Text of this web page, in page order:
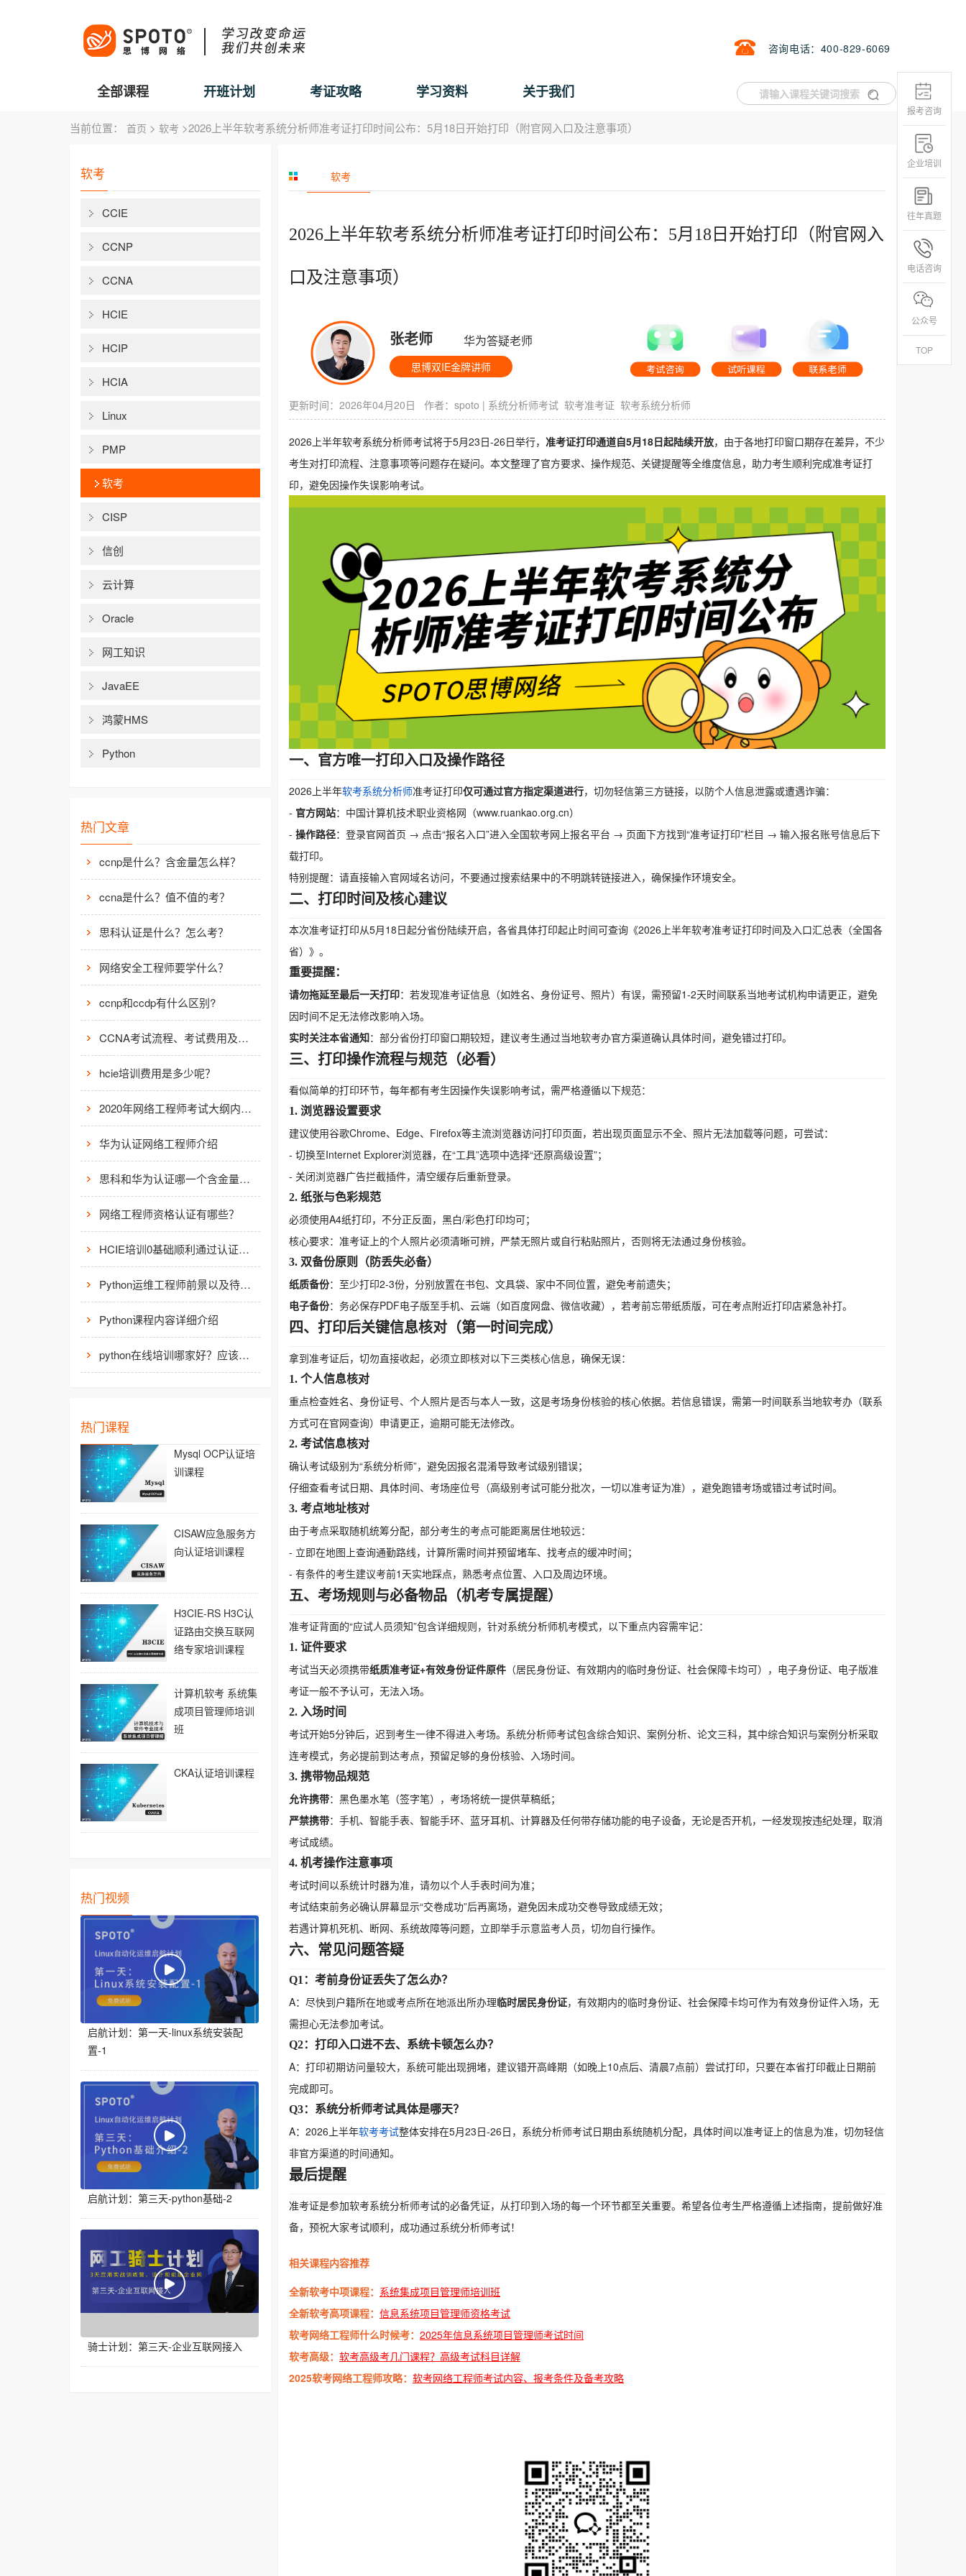
咨询电话：400-829-6069
全部课程 开班计划 考证攻略 学习资料 关于我们
当前位置： 首页 > 软考 >2026上半年软考系统分析师准考证打印时间公布：5月18日开始打印（附官网入口及注意事项）
软考
CCIE
CCNP
CCNA
HCIE
HCIP
HCIA
Linux
PMP
软考
CISP
信创
云计算
Oracle
网工知识
JavaEE
鸿蒙HMS
Python
热门文章
ccnp是什么？含金量怎么样？
ccna是什么？值不值的考？
思科认证是什么？怎么考？
网络安全工程师要学什么？
ccnp和ccdp有什么区别?
CCNA考试流程、考试费用及考场介绍
hcie培训费用是多少呢？
2020年网络工程师考试大纲内容解析
华为认证网络工程师介绍
思科和华为认证哪一个含金量高？有什么不同吗？
网络工程师资格认证有哪些？
HCIE培训0基础顺利通过认证靠什么？
Python运维工程师前景以及待遇价值如何?
Python课程内容详细介绍
python在线培训哪家好？应该如何选择？
热门课程
Mysql OCP认证培
训课程
CISAW应急服务方
向认证培训课程
H3CIE-RS H3C认
证路由交换互联网
络专家培训课程
计算机软考 系统集
成项目管理师培训
班
CKA认证培训课程
热门视频
启航计划：第一天-linux系统安装配
置-1
启航计划：第三天-python基础-2
骑士计划：第三天-企业互联网接入
软考
2026上半年软考系统分析师准考证打印时间公布：5月18日开始打印（附官网入
口及注意事项）
张老师 华为答疑老师
思博双IE金牌讲师
更新时间：2026年04月20日 作者： spoto | 系统分析师考试 软考准考证 软考系统分析师
2026上半年软考系统分析师考试将于5月23日-26日举行， 准考证打印通道自5月18日起陆续开放，由于各地打印窗口期存在差异，不少
考生对打印流程、注意事项等问题存在疑问。本文整理了官方要求、操作规范、关键提醒等全维度信息，助力考生顺利完成准考证打
印，避免因操作失误影响考试。
一、官方唯一打印入口及操作路径
2026上半年软考系统分析师准考证打印仅可通过官方指定渠道进行，切勿轻信第三方链接，以防个人信息泄露或遭遇诈骗：
- 官方网站：中国计算机技术职业资格网（www.ruankao.org.cn）
- 操作路径：登录官网首页 → 点击“报名入口”进入全国软考网上报名平台 → 页面下方找到“准考证打印”栏目 → 输入报名账号信息后下
载打印。
特别提醒：请直接输入官网域名访问，不要通过搜索结果中的不明跳转链接进入，确保操作环境安全。
二、打印时间及核心建议
本次准考证打印从5月18日起分省份陆续开启，各省具体打印起止时间可查询《2026上半年软考准考证打印时间及入口汇总表（全国各
省）》。
重要提醒：
请勿拖延至最后一天打印：若发现准考证信息（如姓名、身份证号、照片）有误，需预留1-2天时间联系当地考试机构申请更正，避免
因时间不足无法修改影响入场。
实时关注本省通知：部分省份打印窗口期较短，建议考生通过当地软考办官方渠道确认具体时间，避免错过打印。
三、打印操作流程与规范（必看）
看似简单的打印环节，每年都有考生因操作失误影响考试，需严格遵循以下规范：
1. 浏览器设置要求
建议使用谷歌Chrome、Edge、Firefox等主流浏览器访问打印页面，若出现页面显示不全、照片无法加载等问题，可尝试：
- 切换至Internet Explorer浏览器，在“工具”选项中选择“还原高级设置”；
- 关闭浏览器广告拦截插件，清空缓存后重新登录。
2. 纸张与色彩规范
必须使用A4纸打印，不分正反面，黑白/彩色打印均可；
核心要求：准考证上的个人照片必须清晰可辨，严禁无照片或自行粘贴照片，否则将无法通过身份核验。
3. 双备份原则（防丢失必备）
纸质备份：至少打印2-3份，分别放置在书包、文具袋、家中不同位置，避免考前遗失；
电子备份：务必保存PDF电子版至手机、云端（如百度网盘、微信收藏），若考前忘带纸质版，可在考点附近打印店紧急补打。
四、打印后关键信息核对（第一时间完成）
拿到准考证后，切勿直接收起，必须立即核对以下三类核心信息，确保无误：
1. 个人信息核对
重点检查姓名、身份证号、个人照片是否与本人一致，这是考场身份核验的核心依据。若信息错误，需第一时间联系当地软考办（联系
方式可在官网查询）申请更正，逾期可能无法修改。
2. 考试信息核对
确认考试级别为“系统分析师”，避免因报名混淆导致考试级别错误；
仔细查看考试日期、具体时间、考场座位号（高级别考试可能分批次，一切以准考证为准），避免跑错考场或错过考试时间。
3. 考点地址核对
由于考点采取随机统筹分配，部分考生的考点可能距离居住地较远：
- 立即在地图上查询通勤路线，计算所需时间并预留堵车、找考点的缓冲时间；
- 有条件的考生建议考前1天实地踩点，熟悉考点位置、入口及周边环境。
五、考场规则与必备物品（机考专属提醒）
准考证背面的“应试人员须知”包含详细规则，针对系统分析师机考模式，以下重点内容需牢记：
1. 证件要求
考试当天必须携带纸质准考证+有效身份证件原件 （居民身份证、有效期内的临时身份证、社会保障卡均可），电子身份证、电子版准
考证一般不予认可，无法入场。
2. 入场时间
考试开始5分钟后，迟到考生一律不得进入考场。系统分析师考试包含综合知识、案例分析、论文三科，其中综合知识与案例分析采取
连考模式，务必提前到达考点，预留足够的身份核验、入场时间。
3. 携带物品规范
允许携带：黑色墨水笔（签字笔），考场将统一提供草稿纸；
严禁携带：手机、智能手表、智能手环、蓝牙耳机、计算器及任何带存储功能的电子设备，无论是否开机，一经发现按违纪处理，取消
考试成绩。
4. 机考操作注意事项
考试时间以系统计时器为准，请勿以个人手表时间为准；
考试结束前务必确认屏幕显示“交卷成功”后再离场，避免因未成功交卷导致成绩无效；
若遇计算机死机、断网、系统故障等问题，立即举手示意监考人员，切勿自行操作。
六、常见问题答疑
Q1：考前身份证丢失了怎么办？
A：尽快到户籍所在地或考点所在地派出所办理临时居民身份证，有效期内的临时身份证、社会保障卡均可作为有效身份证件入场，无
需担心无法参加考试。
Q2：打印入口进不去、系统卡顿怎么办？
A：打印初期访问量较大，系统可能出现拥堵，建议错开高峰期（如晚上10点后、清晨7点前）尝试打印，只要在本省打印截止日期前
完成即可。
Q3：系统分析师考试具体是哪天？
A：2026上半年软考考试整体安排在5月23日-26日，系统分析师考试日期由系统随机分配，具体时间以准考证上的信息为准，切勿轻信
非官方渠道的时间通知。
最后提醒
准考证是参加软考系统分析师考试的必备凭证，从打印到入场的每一个环节都至关重要。希望各位考生严格遵循上述指南，提前做好准
备，预祝大家考试顺利，成功通过系统分析师考试！
相关课程内容推荐
全新软考中项课程： 系统集成项目管理师培训班
全新软考高项课程： 信息系统项目管理师资格考试
软考网络工程师什么时候考： 2025年信息系统项目管理师考试时间
软考高级： 软考高级考几门课程？高级考试科目详解
2025软考网络工程师攻略： 软考网络工程师考试内容、报考条件及备考攻略
报考咨询
企业培训
往年真题
电话咨询
公众号
TOP